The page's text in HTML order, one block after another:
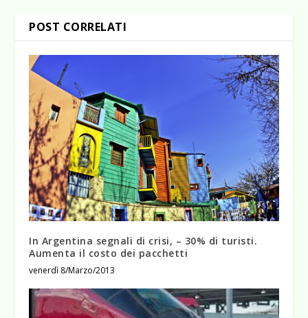
POST CORRELATI
In Argentina segnali di crisi, – 30% di turisti.
Aumenta il costo dei pacchetti
venerdì 8/Marzo/2013